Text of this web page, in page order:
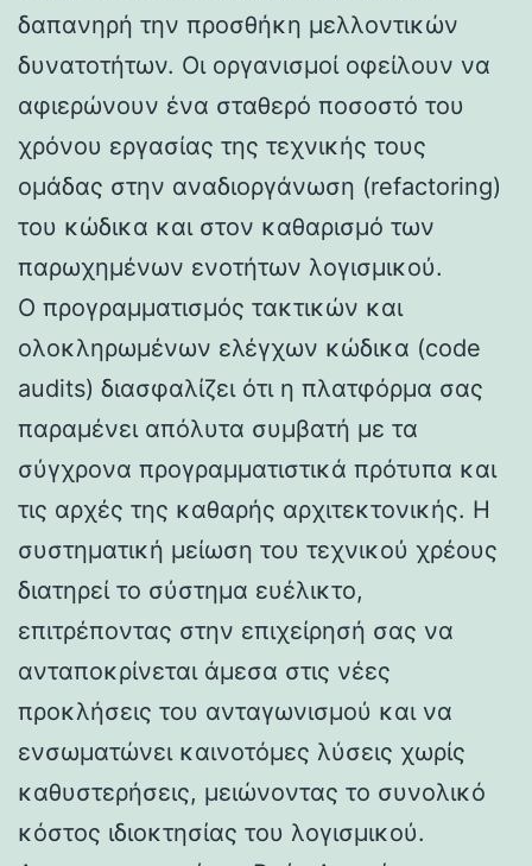
δαπανηρή την προσθήκη μελλοντικών
δυνατοτήτων. Οι οργανισμοί οφείλουν να
αφιερώνουν ένα σταθερό ποσοστό του
χρόνου εργασίας της τεχνικής τους
ομάδας στην αναδιοργάνωση (refactoring)
του κώδικα και στον καθαρισμό των
παρωχημένων ενοτήτων λογισμικού.
Ο προγραμματισμός τακτικών και
ολοκληρωμένων ελέγχων κώδικα (code
audits) διασφαλίζει ότι η πλατφόρμα σας
παραμένει απόλυτα συμβατή με τα
σύγχρονα προγραμματιστικά πρότυπα και
τις αρχές της καθαρής αρχιτεκτονικής. Η
συστηματική μείωση του τεχνικού χρέους
διατηρεί το σύστημα ευέλικτο,
επιτρέποντας στην επιχείρησή σας να
ανταποκρίνεται άμεσα στις νέες
προκλήσεις του ανταγωνισμού και να
ενσωματώνει καινοτόμες λύσεις χωρίς
καθυστερήσεις, μειώνοντας το συνολικό
κόστος ιδιοκτησίας του λογισμικού.